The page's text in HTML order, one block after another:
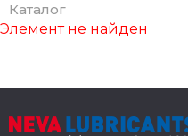
Каталог
Элемент не найден